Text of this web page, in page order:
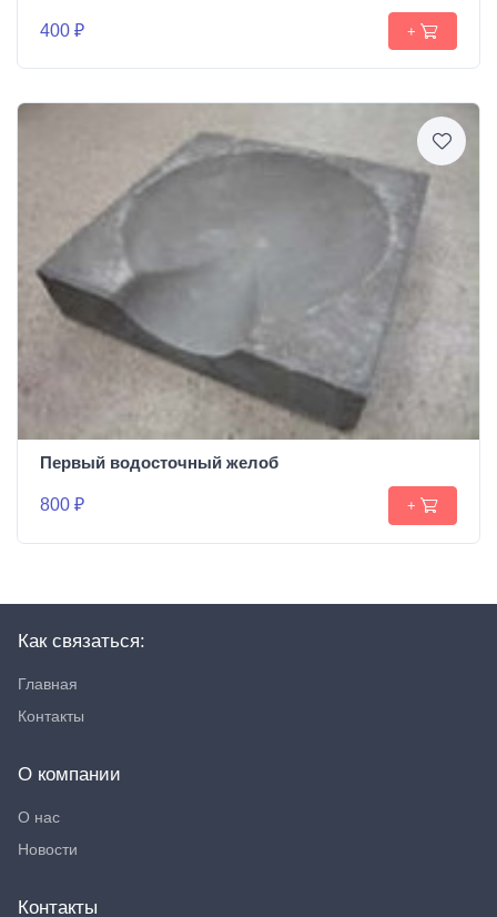
400 ₽ +
Первый водосточный желоб
800 ₽ +
Как связаться:
Главная
Контакты
О компании
О нас
Новости
Контакты